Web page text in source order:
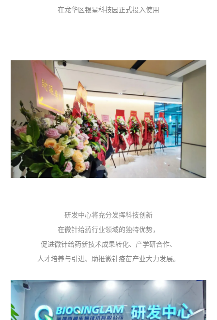
在龙华区银星科技园正式投入使用
研发中心将充分发挥科技创新
在微针给药行业领域的独特优势，
促进微针给药新技术成果转化、产学研合作、
人才培养与引进、助推微针疫苗产业大力发展。